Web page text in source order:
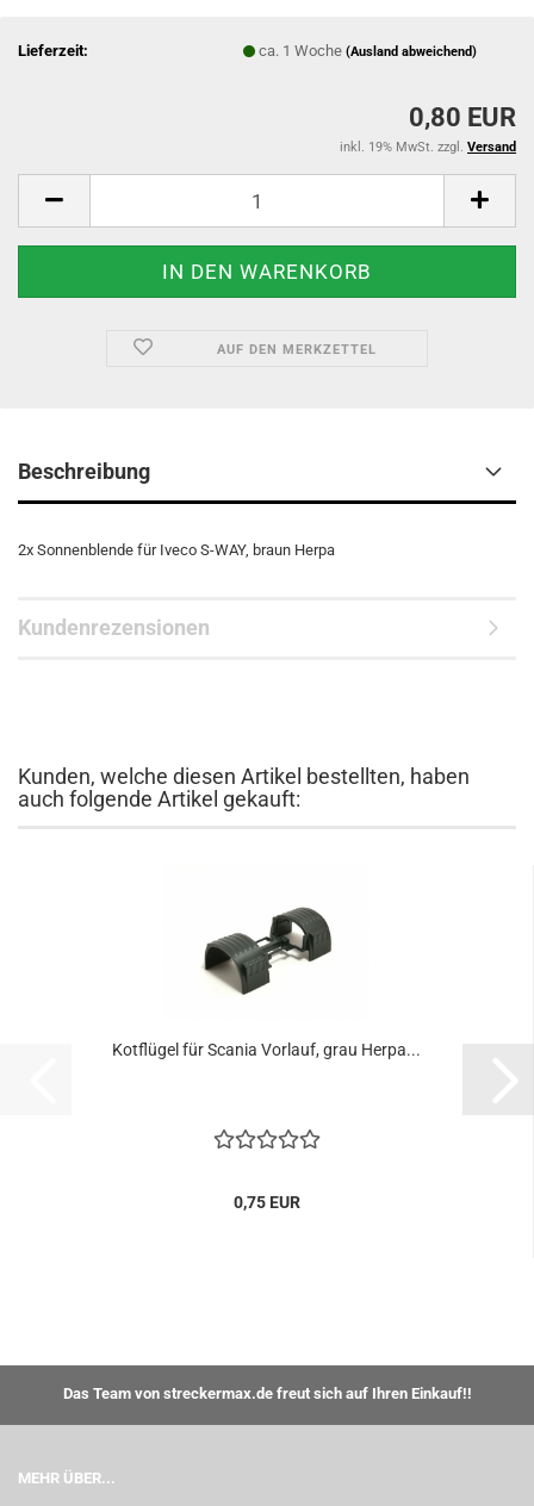
Lieferzeit: ca. 1 Woche(Ausland abweichend)
0,80 EUR
inkl. 19% MwSt. zzgl. Versand
AUF DEN MERKZETTEL
Beschreibung
2x Sonnenblende für Iveco S-WAY, braun Herpa
Kundenrezensionen
Kunden, welche diesen Artikel bestellten, haben
auch folgende Artikel gekauft:
Kotflügel für Scania Vorlauf, grau Herpa...
0,75 EUR
Das Team von streckermax.de freut sich auf Ihren Einkauf!!
MEHR ÜBER...